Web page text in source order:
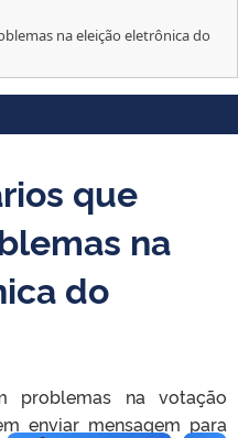
na eleição eletrônica do
que
na
do
problemas na votação
enviar mensagem para